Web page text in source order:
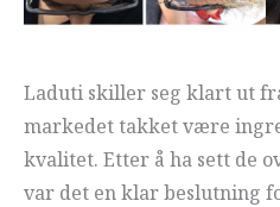
Laduti skiller seg klart ut
markedet takket være
kvalitet. Etter å ha sett de
var det en klar beslutning